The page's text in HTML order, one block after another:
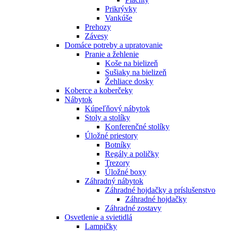
Prikrývky
Vankúše
Prehozy
Závesy
Domáce potreby a upratovanie
Pranie a žehlenie
Koše na bielizeň
Sušiaky na bielizeň
Žehliace dosky
Koberce a koberčeky
Nábytok
Kúpeľňový nábytok
Stoly a stolíky
Konferenčné stolíky
Úložné priestory
Botníky
Regály a poličky
Trezory
Úložné boxy
Záhradný nábytok
Záhradné hojdačky a príslušenstvo
Záhradné hojdačky
Záhradné zostavy
Osvetlenie a svietidlá
Lampičky